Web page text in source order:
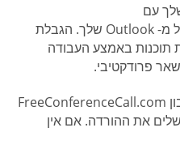
עם
FreeConferenceCall.com, הכל מ- Outlook שלך. הגבלת
באמצע העבודה
פרודקטיבי.
שים לב: פרטי ההתחברות לחשבון FreeConferenceCall.com
את ההורדה. אם אין